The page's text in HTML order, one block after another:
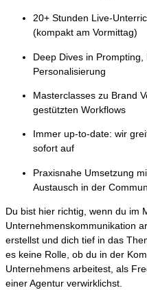
20+ Stunden Live-
(kompakt am Vormittag)
Deep Dives in
Personalisierung
Masterclasses zu Brand
gestützten Workflows
Immer up-to-date: wir
sofort auf
Praxisnahe Umsetzung
Austausch in der
Du bist hier richtig, wenn du im
Unternehmenskommunikation
erstellst und dich tief in das
es keine Rolle, ob du in der
Unternehmens arbeitest, als
einer Agentur verwirklichst.